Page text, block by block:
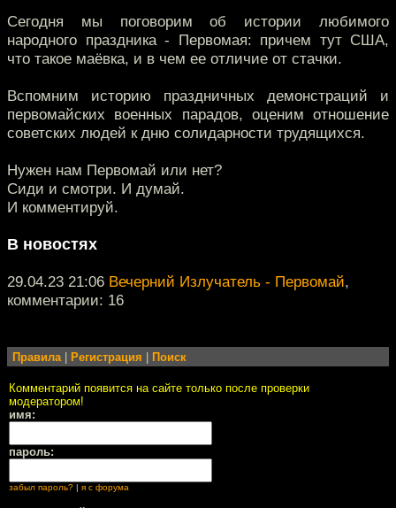
Сегодня мы поговорим об истории любимого
народного праздника - Первомая: причем тут США,
что такое маёвка, и в чем ее отличие от стачки.
Вспомним историю праздничных демонстраций и
первомайских военных парадов, оценим отношение
советских людей к дню солидарности трудящихся.
Нужен нам Первомай или нет?
Сиди и смотри. И думай.
И комментируй.
В новостях
29.04.23 21:06 Вечерний Излучатель - Первомай,
комментарии: 16
Правила| Регистрация Поиск
Комментарий появится на сайте только после проверки
модератором!
имя:
пароль:
забыл пароль? я с форума